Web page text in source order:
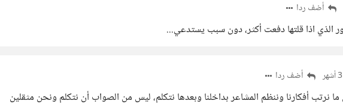
أضف ردا
الذي اذا قلتها دفعت أكثر، دون سبب يستدعي...
أضف ردا
أفكارنا وننظم المشاعر بداخلنا وبعدها نتكلم، ليس من الصواب أن نتكلم ونحن مثقلين